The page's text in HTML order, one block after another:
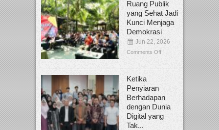
Ruang Publik
yang Sehat Jadi
Kunci Menjaga
Demokrasi
Jun 22, 2026
Comments Off
Ketika
Penyiaran
Berhadapan
dengan Dunia
Digital yang
Tak...